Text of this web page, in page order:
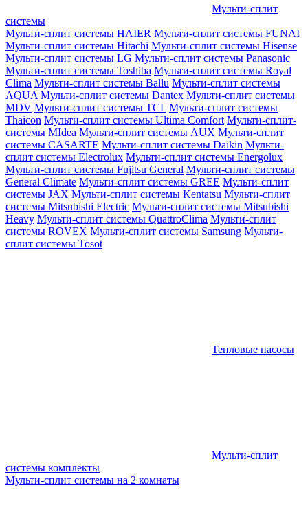
Мульти-сплит
системы
Мульти-сплит системы HAIER Мульти-сплит системы FUNAI
Мульти-сплит системы Hitachi Мульти-сплит системы Hisense
Мульти-сплит системы LG Мульти-сплит системы Panasonic
Мульти-сплит системы Toshiba Мульти-сплит системы Royal
Clima Мульти-сплит системы Ballu Мульти-сплит системы
AQUA Мульти-сплит системы Dantex Мульти-сплит системы
MDV Мульти-сплит системы TCL Мульти-сплит системы
Thaicon Мульти-сплит системы Ultima Comfort Мульти-сплит-
системы MIdea Мульти-сплит системы AUX Мульти-сплит
системы CASARTE Мульти-сплит системы Daikin Мульти-
сплит системы Electrolux Мульти-сплит системы Energolux
Мульти-сплит системы Fujitsu General Мульти-сплит системы
General Climate Мульти-сплит системы GREE Мульти-сплит
системы JAX Мульти-сплит системы Kentatsu Мульти-сплит
системы Mitsubishi Electric Мульти-сплит системы Mitsubishi
Heavy Мульти-сплит системы QuattroClima Мульти-сплит
системы ROVEX Мульти-сплит системы Samsung Мульти-
сплит системы Tosot
Тепловые насосы
Мульти-сплит
системы комплекты
Мульти-сплит системы на 2 комнаты